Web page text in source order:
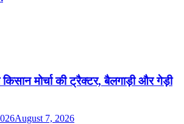
मोर्चा की ट्रैक्टर, बैलगाड़ी और गेड़ी
August 7, 2026